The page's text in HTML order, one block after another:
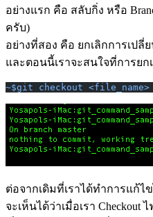
อย่างแรก คือ สลับกิ่ง หรือ
ครับ)
อย่างที่สอง คือ ยกเลิกการเปลี่
และตอนนี้เราจะสนใจที่การยก
~$git checkout <file_name>
ต่อจากเดิมที่เราได้ทำการแก้ไ
จะเห็นได้ว่าเมื่อเรา Checkout